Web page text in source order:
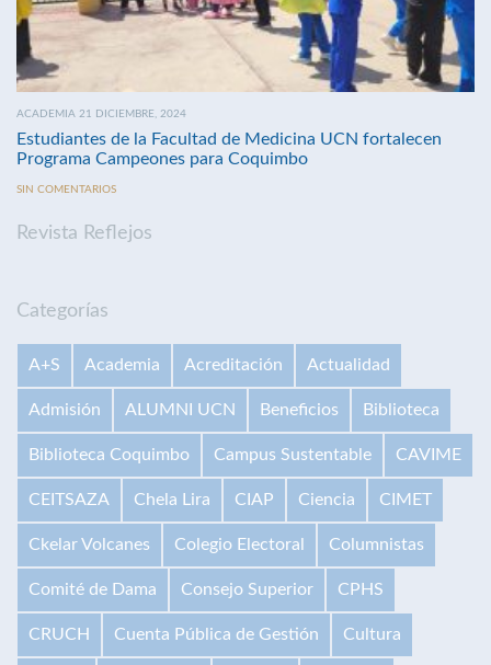
ACADEMIA 21 DICIEMBRE, 2024
Estudiantes de la Facultad de Medicina UCN fortalecen
Programa Campeones para Coquimbo
SIN COMENTARIOS
Revista Reflejos
Categorías
A+S Academia Acreditación Actualidad
Admisión ALUMNI UCN Beneficios Biblioteca
Biblioteca Coquimbo Campus Sustentable CAVIME
CEITSAZA Chela Lira CIAP Ciencia CIMET
Ckelar Volcanes Colegio Electoral Columnistas
Comité de Dama Consejo Superior CPHS
CRUCH Cuenta Pública de Gestión Cultura